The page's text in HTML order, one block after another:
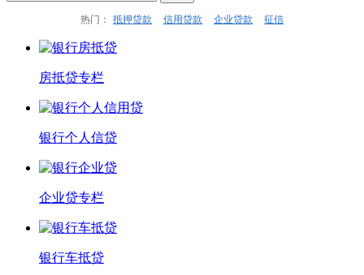
热门： 抵押贷款 信用贷款 企业贷款 征信
房抵贷专栏
银行个人信贷
企业贷专栏
银行车抵贷